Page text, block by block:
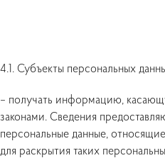
4.1. Субъекты персональных
– получать информацию,
законами. Сведения
персональные данные,
для раскрытия таких